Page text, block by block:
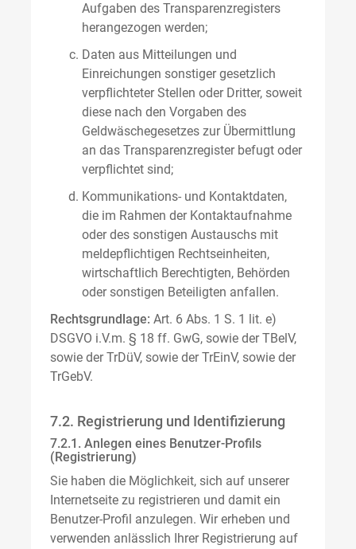
Aufgaben des Transparenzregisters
herangezogen werden;
Daten aus Mitteilungen und
Einreichungen sonstiger gesetzlich
verpflichteter Stellen oder Dritter, soweit
diese nach den Vorgaben des
Geldwäschegesetzes zur Übermittlung
an das Transparenzregister befugt oder
verpflichtet sind;
Kommunikations- und Kontaktdaten,
die im Rahmen der Kontaktaufnahme
oder des sonstigen Austauschs mit
meldepflichtigen Rechtseinheiten,
wirtschaftlich Berechtigten, Behörden
oder sonstigen Beteiligten anfallen.
Rechtsgrundlage: Art. 6 Abs. 1 S. 1 lit. e)
DSGVO i.V.m. § 18 ff. GwG, sowie der TBelV,
sowie der TrDüV, sowie der TrEinV, sowie der
TrGebV.
7.2. Registrierung und Identifizierung
7.2.1. Anlegen eines Benutzer-Profils
(Registrierung)
Sie haben die Möglichkeit, sich auf unserer
Internetseite zu registrieren und damit ein
Benutzer-Profil anzulegen. Wir erheben und
verwenden anlässlich Ihrer Registrierung auf